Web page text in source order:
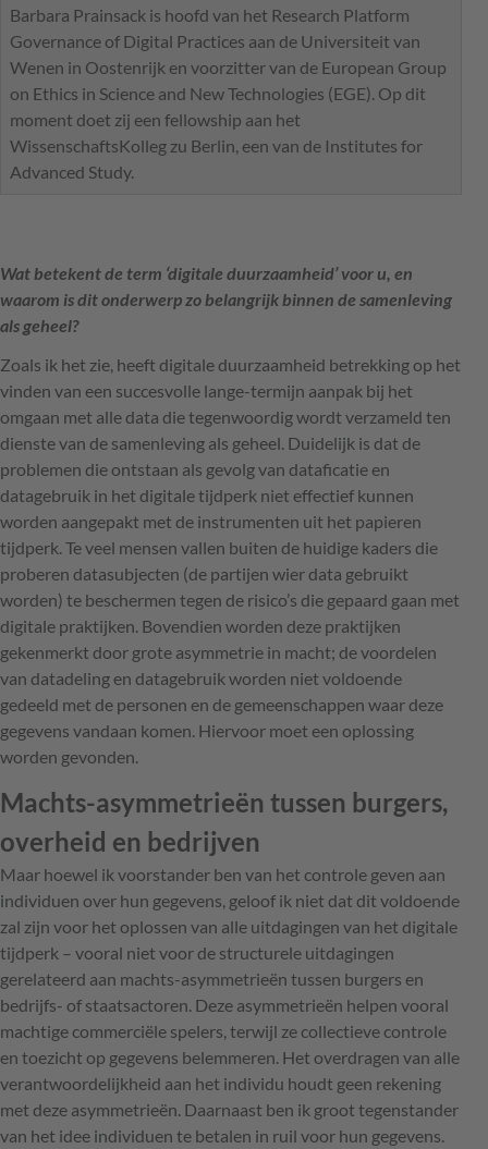
Barbara Prainsack is hoofd van het Research Platform
Governance of Digital Practices aan de Universiteit van
Wenen in Oostenrijk en voorzitter van de European Group
on Ethics in Science and New Technologies (EGE). Op dit
moment doet zij een fellowship aan het
WissenschaftsKolleg zu Berlin, een van de Institutes for
Advanced Study.
Wat betekent de term ‘digitale duurzaamheid’ voor u, en
waarom is dit onderwerp zo belangrijk binnen de samenleving
als geheel?
Zoals ik het zie, heeft digitale duurzaamheid betrekking op het
vinden van een succesvolle lange-termijn aanpak bij het
omgaan met alle data die tegenwoordig wordt verzameld ten
dienste van de samenleving als geheel. Duidelijk is dat de
problemen die ontstaan als gevolg van dataficatie en
datagebruik in het digitale tijdperk niet effectief kunnen
worden aangepakt met de instrumenten uit het papieren
tijdperk. Te veel mensen vallen buiten de huidige kaders die
proberen datasubjecten (de partijen wier data gebruikt
worden) te beschermen tegen de risico’s die gepaard gaan met
digitale praktijken. Bovendien worden deze praktijken
gekenmerkt door grote asymmetrie in macht; de voordelen
van datadeling en datagebruik worden niet voldoende
gedeeld met de personen en de gemeenschappen waar deze
gegevens vandaan komen. Hiervoor moet een oplossing
worden gevonden.
Machts-asymmetrieën tussen burgers,
overheid en bedrijven
Maar hoewel ik voorstander ben van het controle geven aan
individuen over hun gegevens, geloof ik niet dat dit voldoende
zal zijn voor het oplossen van alle uitdagingen van het digitale
tijdperk – vooral niet voor de structurele uitdagingen
gerelateerd aan machts-asymmetrieën tussen burgers en
bedrijfs- of staatsactoren. Deze asymmetrieën helpen vooral
machtige commerciële spelers, terwijl ze collectieve controle
en toezicht op gegevens belemmeren. Het overdragen van alle
verantwoordelijkheid aan het individu houdt geen rekening
met deze asymmetrieën. Daarnaast ben ik groot tegenstander
van het idee individuen te betalen in ruil voor hun gegevens.